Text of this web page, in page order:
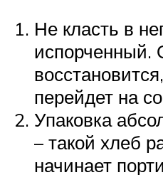
Не класть в
испорченный.
перейдет на
Упаковка
– такой хлеб
начинает